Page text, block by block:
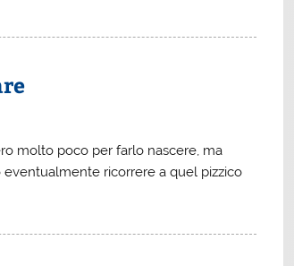
molto poco per farlo nascere, ma
eventualmente ricorrere a quel pizzico